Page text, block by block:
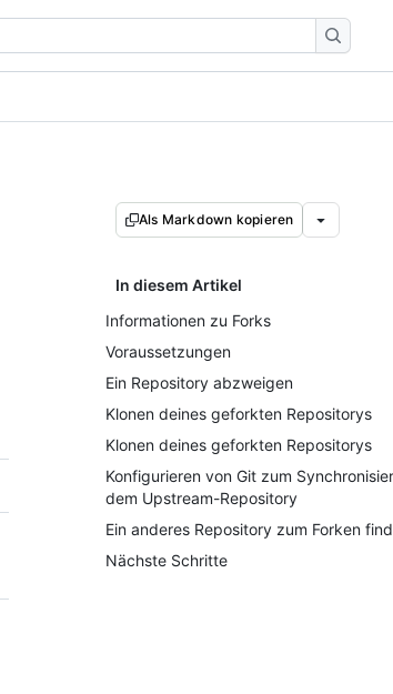
Als Markdown kopieren
In diesem Artikel
Informationen zu Forks
Voraussetzungen
Ein Repository abzweigen
Klonen deines geforkten Repositorys
Klonen deines geforkten Repositorys
Konfigurieren von Git zum
dem Upstream-Repository
Ein anderes Repository zum Forken
Nächste Schritte